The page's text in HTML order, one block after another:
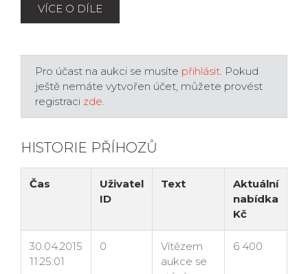
VÍCE O DÍLE
Pro účast na aukci se musíte přihlásit . Pokud
ještě nemáte vytvořen účet, můžete provést
registraci zde
HISTORIE PŘÍHOZŮ